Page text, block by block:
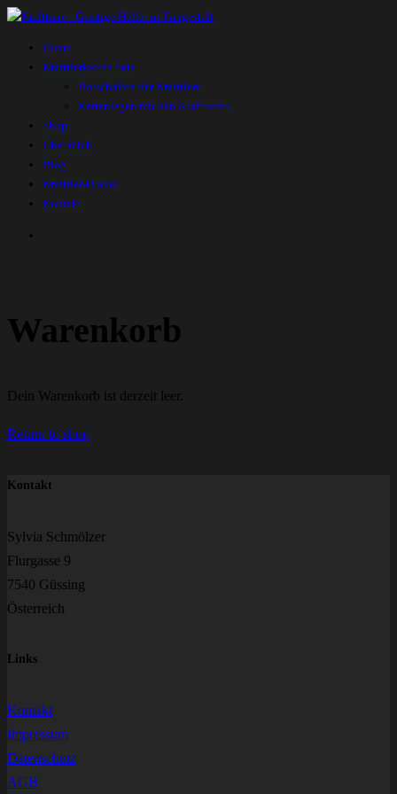
Home
Krafttierkarten Sets
Botschaften der Krafttiere
Kartenlegen mit den Krafttieren
Shop
Über mich
Blog
Krafttier-Orakel
Kontakt
Warenkorb
Dein Warenkorb ist derzeit leer.
Return to shop
Kontakt
Sylvia Schmölzer
Flurgasse 9
7540 Güssing
Österreich
Links
Kontakt
Impressum
Datenschutz
AGB